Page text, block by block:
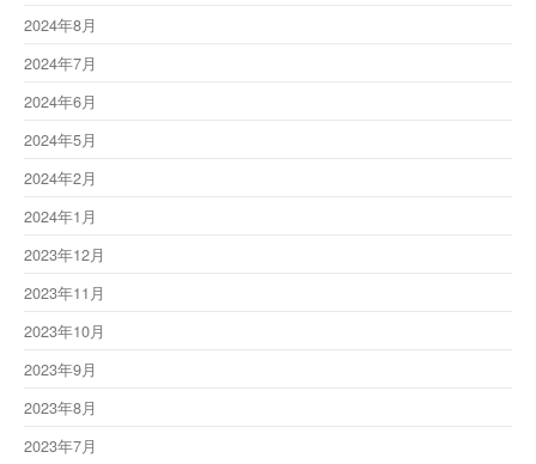
2024年8月
2024年7月
2024年6月
2024年5月
2024年2月
2024年1月
2023年12月
2023年11月
2023年10月
2023年9月
2023年8月
2023年7月